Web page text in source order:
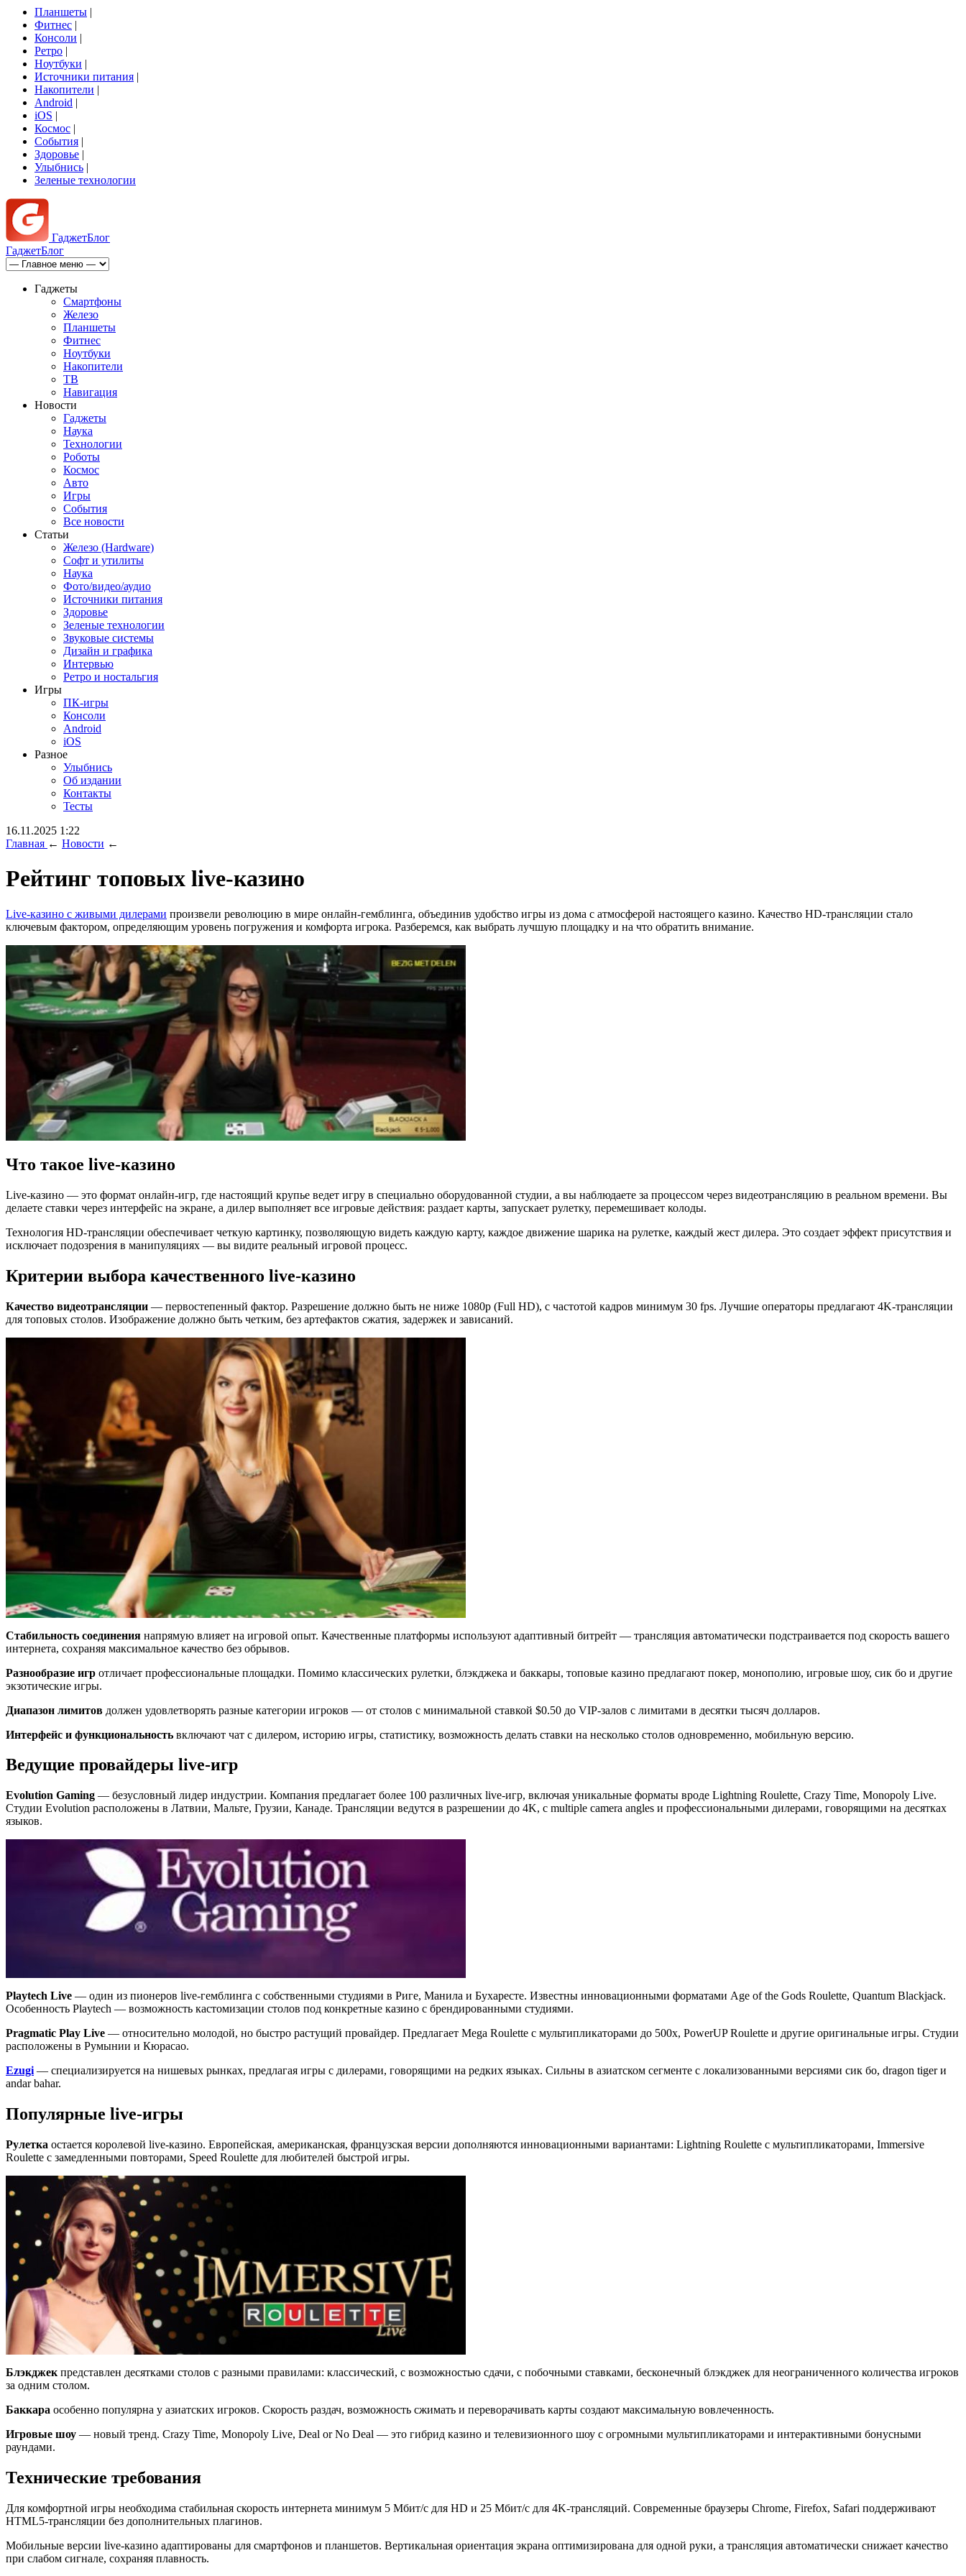
Планшеты |
Фитнес |
Консоли |
Ретро |
Ноутбуки |
Источники питания |
Накопители |
Android |
iOS |
Космос |
События |
Здоровье |
Улыбнись |
Зеленые технологии
ГаджетБлог
ГаджетБлог
Гаджеты
Смартфоны
Железо
Планшеты
Фитнес
Ноутбуки
Накопители
ТВ
Навигация
Новости
Гаджеты
Наука
Технологии
Роботы
Космос
Авто
Игры
События
Все новости
Статьи
Железо (Hardware)
Софт и утилиты
Наука
Фото/видео/аудио
Источники питания
Здоровье
Зеленые технологии
Звуковые системы
Дизайн и графика
Интервью
Ретро и ностальгия
Игры
ПК-игры
Консоли
Android
iOS
Разное
Улыбнись
Об издании
Контакты
Тесты
16.11.2025 1:22
Главная ← Новости ←
Рейтинг топовых live-казино
Live-казино с живыми дилерами произвели революцию в мире онлайн-гемблинга, объединив удобство игры из дома с атмосферой настоящего казино. Качество HD-трансляции стало
ключевым фактором, определяющим уровень погружения и комфорта игрока. Разберемся, как выбрать лучшую площадку и на что обратить внимание.
Что такое live-казино
Live-казино — это формат онлайн-игр, где настоящий крупье ведет игру в специально оборудованной студии, а вы наблюдаете за процессом через видеотрансляцию в реальном времени. Вы
делаете ставки через интерфейс на экране, а дилер выполняет все игровые действия: раздает карты, запускает рулетку, перемешивает колоды.
Технология HD-трансляции обеспечивает четкую картинку, позволяющую видеть каждую карту, каждое движение шарика на рулетке, каждый жест дилера. Это создает эффект присутствия и
исключает подозрения в манипуляциях — вы видите реальный игровой процесс.
Критерии выбора качественного live-казино
Качество видеотрансляции — первостепенный фактор. Разрешение должно быть не ниже 1080p (Full HD), с частотой кадров минимум 30 fps. Лучшие операторы предлагают 4K-трансляции
для топовых столов. Изображение должно быть четким, без артефактов сжатия, задержек и зависаний.
Стабильность соединения напрямую влияет на игровой опыт. Качественные платформы используют адаптивный битрейт — трансляция автоматически подстраивается под скорость вашего
интернета, сохраняя максимальное качество без обрывов.
Разнообразие игр отличает профессиональные площадки. Помимо классических рулетки, блэкджека и баккары, топовые казино предлагают покер, монополию, игровые шоу, сик бо и другие
экзотические игры.
Диапазон лимитов должен удовлетворять разные категории игроков — от столов с минимальной ставкой $0.50 до VIP-залов с лимитами в десятки тысяч долларов.
Интерфейс и функциональность включают чат с дилером, историю игры, статистику, возможность делать ставки на несколько столов одновременно, мобильную версию.
Ведущие провайдеры live-игр
Evolution Gaming — безусловный лидер индустрии. Компания предлагает более 100 различных live-игр, включая уникальные форматы вроде Lightning Roulette, Crazy Time, Monopoly Live.
Студии Evolution расположены в Латвии, Мальте, Грузии, Канаде. Трансляции ведутся в разрешении до 4K, с multiple camera angles и профессиональными дилерами, говорящими на десятках
языков.
Playtech Live — один из пионеров live-гемблинга с собственными студиями в Риге, Манила и Бухаресте. Известны инновационными форматами Age of the Gods Roulette, Quantum Blackjack.
Особенность Playtech — возможность кастомизации столов под конкретные казино с брендированными студиями.
Pragmatic Play Live — относительно молодой, но быстро растущий провайдер. Предлагает Mega Roulette с мультипликаторами до 500x, PowerUP Roulette и другие оригинальные игры. Студии
расположены в Румынии и Кюрасао.
Ezugi — специализируется на нишевых рынках, предлагая игры с дилерами, говорящими на редких языках. Сильны в азиатском сегменте с локализованными версиями сик бо, dragon tiger и
andar bahar.
Популярные live-игры
Рулетка остается королевой live-казино. Европейская, американская, французская версии дополняются инновационными вариантами: Lightning Roulette с мультипликаторами, Immersive
Roulette с замедленными повторами, Speed Roulette для любителей быстрой игры.
Блэкджек представлен десятками столов с разными правилами: классический, с возможностью сдачи, с побочными ставками, бесконечный блэкджек для неограниченного количества игроков
за одним столом.
Баккара особенно популярна у азиатских игроков. Скорость раздач, возможность сжимать и переворачивать карты создают максимальную вовлеченность.
Игровые шоу — новый тренд. Crazy Time, Monopoly Live, Deal or No Deal — это гибрид казино и телевизионного шоу с огромными мультипликаторами и интерактивными бонусными
раундами.
Технические требования
Для комфортной игры необходима стабильная скорость интернета минимум 5 Мбит/с для HD и 25 Мбит/с для 4K-трансляций. Современные браузеры Chrome, Firefox, Safari поддерживают
HTML5-трансляции без дополнительных плагинов.
Мобильные версии live-казино адаптированы для смартфонов и планшетов. Вертикальная ориентация экрана оптимизирована для одной руки, а трансляция автоматически снижает качество
при слабом сигнале, сохраняя плавность.